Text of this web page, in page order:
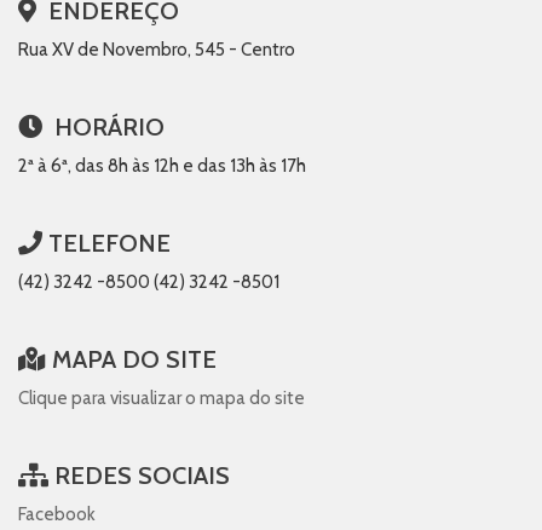
ENDEREÇO
Rua XV de Novembro, 545 - Centro
HORÁRIO
2ª à 6ª, das 8h às 12h e das 13h às 17h
TELEFONE
(42) 3242 -8500 (42) 3242 -8501
MAPA DO SITE
Clique para visualizar o mapa do site
REDES SOCIAIS
Facebook